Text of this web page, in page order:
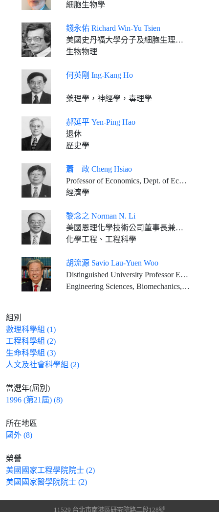
細胞生物學
錢永佑 Richard Win-Yu Tsien
美國史丹福大學分子及細胞生理系George D. Smith講座教授
生物物理
何英剛 Ing-Kang Ho
藥理學，神經學，毒理學
郝延平 Yen-Ping Hao
退休
歷史學
蕭 政 Cheng Hsiao
Professor of Economics, Dept. of Economics, University of Southern California, U.S.A.
經濟學
黎念之 Norman N. Li
美國恩理化學技術公司董事長兼總裁
化學工程、工程科學
胡流源 Savio Lau-Yuen Woo
Distinguished University Professor Emeritus Founding Director, Musculoskeletal Research Center Department of Bioengineering, Swanson School of Engineering University of Pittsburgh
Engineering Sciences, Biomechanics, Tissue Engineering
組別
數理科學組 (1)
工程科學組 (2)
生命科學組 (3)
人文及社會科學組 (2)
當選年(屆別)
1996 (第21屆) (8)
所在地區
國外 (8)
榮譽
美國國家工程學院院士 (2)
美國國家醫學院院士 (2)
11529 台北市南港區研究院路二段128號